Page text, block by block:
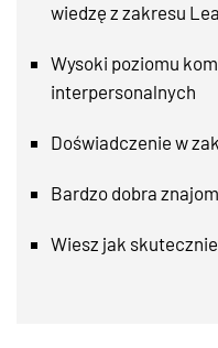
wiedzę z zakresu
Wysoki poziomu
interpersonalnych
Doświadczenie w
Bardzo dobra
Wiesz jak